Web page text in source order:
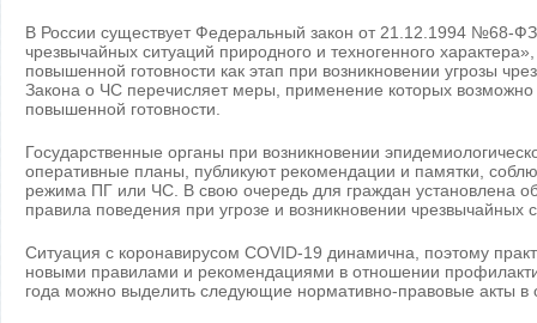
В России существует Федеральный закон от 21.12.1994 №68-
чрезвычайных ситуаций природного и техногенного
повышенной готовности как этап при возникновении угрозы
Закона о ЧС перечисляет меры, применение которых
повышенной готовности.
Государственные органы при возникновении
оперативные планы, публикуют рекомендации и памятки,
режима ПГ или ЧС. В свою очередь для граждан установлена
правила поведения при угрозе и возникновении
Ситуация с коронавирусом COVID-19 динамична, поэтому
новыми правилами и рекомендациями в отношении
года можно выделить следующие нормативно-правовые акты в